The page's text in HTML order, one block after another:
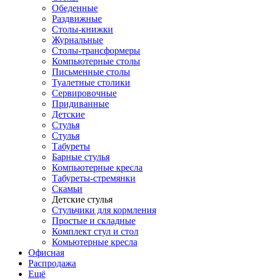
Обеденные
Раздвижные
Столы-книжки
Журнальные
Столы-трансформеры
Компьютерные столы
Письменные столы
Туалетные столики
Сервировочные
Придиванные
Детские
Стулья
Стулья
Табуреты
Барные стулья
Компьютерные кресла
Табуреты-стремянки
Скамьи
Детские стулья
Стульчики для кормления
Простые и складные
Комплект стул и стол
Комьютерные кресла
Офисная
Распродажа
Eщё